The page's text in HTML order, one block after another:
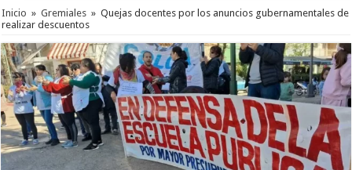
Inicio » Gremiales » Quejas docentes por los anuncios gubernamentales de
realizar descuentos